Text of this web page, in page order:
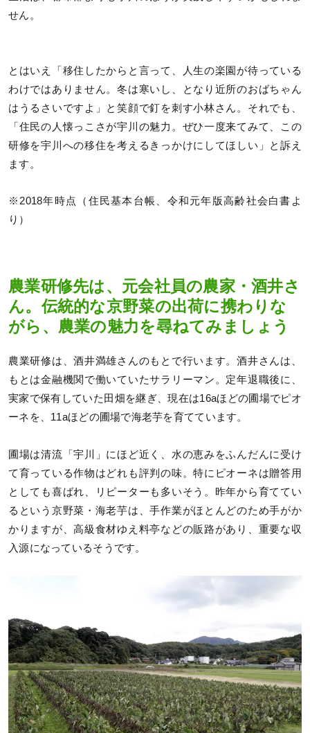
せん。
とはいえ「移住したからと言って、人生の楽園が待っている
わけではありません。冬は寒いし、となり近所のおばちゃん
はうるさいですよ」と笑顔で釘を刺す小林さん。それでも、
「住民の人懐っこさが宇川の魅力。ぜひ一度来てみて、この
研修を宇川への移住を考えるきっかけにしてほしい」と訴え
ます。
※2018年時点（住民基本台帳、令和元年版高齢社会白書よ
り）
農業研修先は、元会社員の農家・酒井さ
ん。伝統的な京野菜の出荷に携わりな
がら、農業の魅力を尋ねてみましょう
農業研修は、酒井満雄さんのもとで行います。酒井さんは、
もとは金融機関で働いていたサラリーマン。定年退職後に、
実家で保有していた田畑を継ぎ、現在は16aほどの圃場でピオ
ーネを、11aほどの圃場で海老芋を育てています。
圃場は清流「宇川」にほど近く、水の恵みをふんだんに受け
て育っている作物はどれも評判の味。特にピオーネは贈答用
としても喜ばれ、リピーターも多いそう。昨年から育ててい
るという京野菜・海老芋は、手作業がほとんどのため手がか
かりますが、高級食材ゆえ料亭などの販路があり、重要な収
入源になっているそうです。